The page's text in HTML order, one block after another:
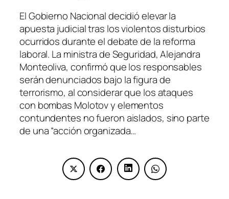
El Gobierno Nacional decidió elevar la
apuesta judicial tras los violentos disturbios
ocurridos durante el debate de la reforma
laboral. La ministra de Seguridad, Alejandra
Monteoliva, confirmó que los responsables
serán denunciados bajo la figura de
terrorismo, al considerar que los ataques
con bombas Molotov y elementos
contundentes no fueron aislados, sino parte
de una “acción organizada…